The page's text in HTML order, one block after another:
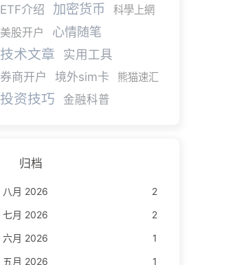
ETF介绍 加密货币
科學上網
美股开户
心情随笔
技术文章
实用工具
券商开户
境外sim卡 熊猫速汇
投资技巧 金融科普
归档
八月 2026
2
七月 2026
2
六月 2026
1
五月 2026
1